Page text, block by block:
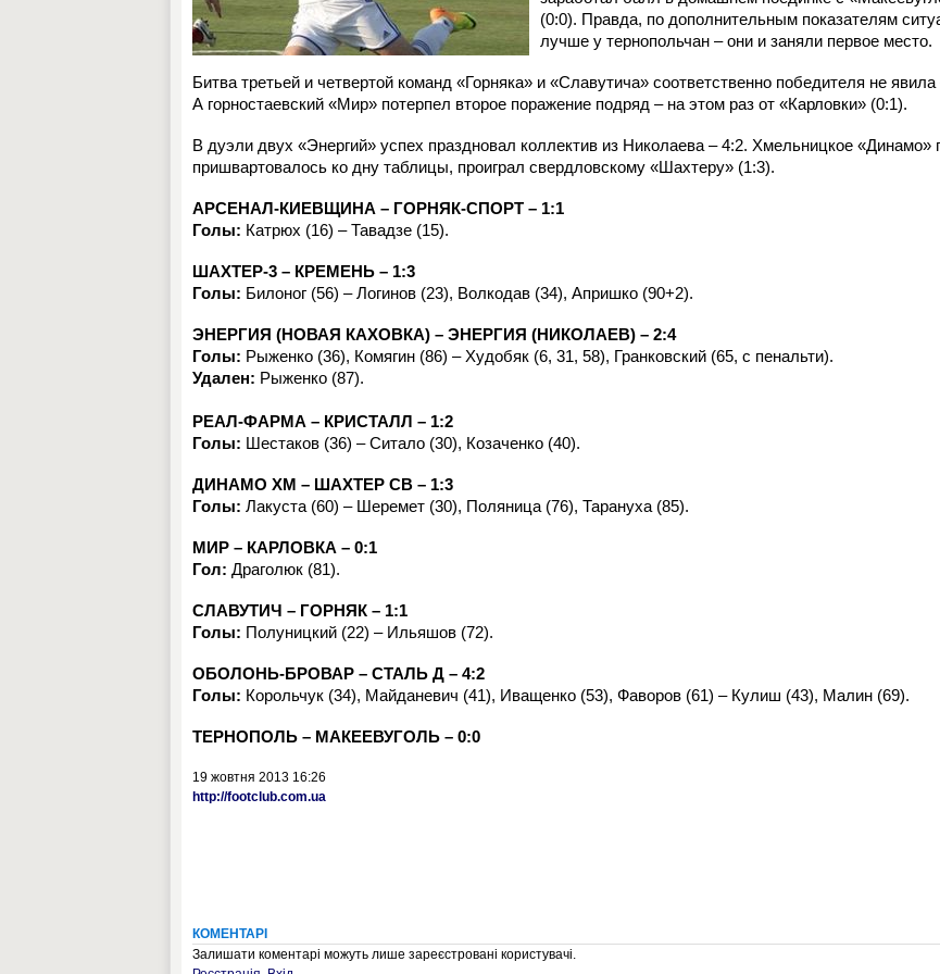
(0:0). Правда, по дополнительным показателям
лучше у тернопольчан – они и заняли первое место.
Битва третьей и четвертой команд «Горняка» и «Славутича» соответственно победителя не явила
А горностаевский «Мир» потерпел второе поражение подряд – на этом раз от «Карловки» (0:1).
В дуэли двух «Энергий» успех праздновал коллектив из Николаева – 4:2. Хмельницкое «Динамо»
пришвартовалось ко дну таблицы, проиграл свердловскому «Шахтеру» (1:3).
АРСЕНАЛ-КИЕВЩИНА – ГОРНЯК-СПОРТ – 1:1
Голы: Катрюх (16) – Тавадзе (15).
ШАХТЕР-3 – КРЕМЕНЬ – 1:3
Голы: Билоног (56) – Логинов (23), Волкодав (34), Апришко (90+2).
ЭНЕРГИЯ (НОВАЯ КАХОВКА) – ЭНЕРГИЯ (НИКОЛАЕВ) – 2:4
Голы: Рыженко (36), Комягин (86) – Худобяк (6, 31, 58), Гранковский (65, с пенальти).
Удален: Рыженко (87).
РЕАЛ-ФАРМА – КРИСТАЛЛ – 1:2
Голы: Шестаков (36) – Ситало (30), Козаченко (40).
ДИНАМО ХМ – ШАХТЕР СВ – 1:3
Голы: Лакуста (60) – Шеремет (30), Поляница (76), Тарануха (85).
МИР – КАРЛОВКА – 0:1
Гол: Драголюк (81).
СЛАВУТИЧ – ГОРНЯК – 1:1
Голы: Полуницкий (22) – Ильяшов (72).
ОБОЛОНЬ-БРОВАР – СТАЛЬ Д – 4:2
Голы: Корольчук (34), Майданевич (41), Иващенко (53), Фаворов (61) – Кулиш (43), Малин (69).
ТЕРНОПОЛЬ – МАКЕЕВУГОЛЬ – 0:0
19 жовтня 2013 16:26
http://footclub.com.ua
КОМЕНТАРІ
Залишати коментарі можуть лише зареєстровані користувачі.